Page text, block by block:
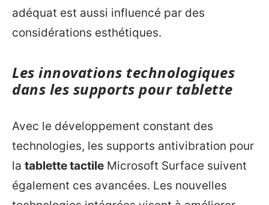
adéquat est aussi influencé par des
considérations esthétiques.
Les innovations technologiques
dans les supports pour tablette
Avec le développement constant des
technologies, les supports antivibration pour
la tablette tactile Microsoft Surface suivent
également ces avancées. Les nouvelles